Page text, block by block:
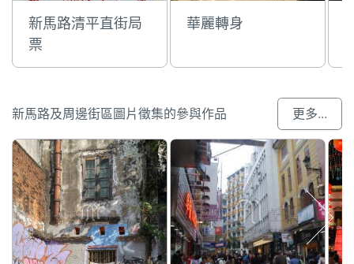
新馬路清平直街局
票
華麗轉身
新馬路及周邊街區圖片徵集的參與作品 更多...